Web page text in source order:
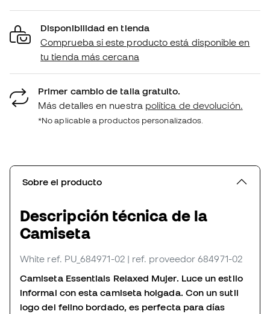
Disponibilidad en tienda
Comprueba si este producto está disponible en
tu tienda más cercana
Primer cambio de talla gratuito.
Más detalles en nuestra política de devolución.
*No aplicable a productos personalizados.
Sobre el producto
Descripción técnica de la
Camiseta
White ref. PU_684971-02 | ref. proveedor 684971-02
Camiseta Essentials Relaxed Mujer. Luce un estilo
informal con esta camiseta holgada. Con un sutil
logo del felino bordado, es perfecta para días